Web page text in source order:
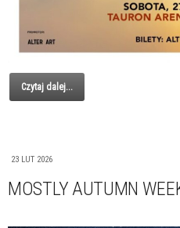
Czytaj dalej...
23 LUT 2026
MOSTLY AUTUMN